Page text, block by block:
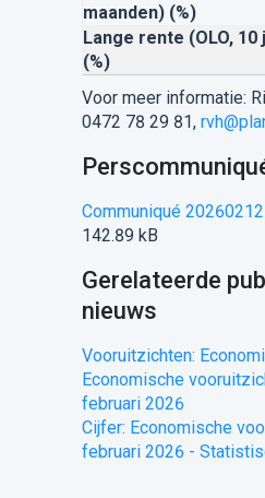
maanden) (%)
Lange rente (OLO, 10
(%)
Voor meer informatie:
0472 78 29 81,
Communiqué
142.89 kB
Gerelateerde
nieuws
Vooruitzichten:
Economische
februari 2026
Cijfer: Economische
februari 2026 -